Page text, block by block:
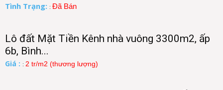
Tình Trạng: : Đã Bán
Lô đất Mặt Tiền Kênh nhà vuông 3300m2, ấp
6b, Bình...
Giá : : 2 tr/m2 (thương lượng)